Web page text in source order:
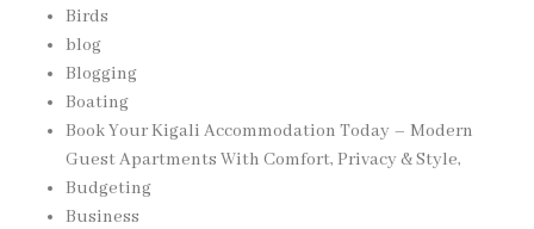
Birds
blog
Blogging
Boating
Book Your Kigali Accommodation Today – Modern
Guest Apartments With Comfort, Privacy & Style,
Budgeting
Business